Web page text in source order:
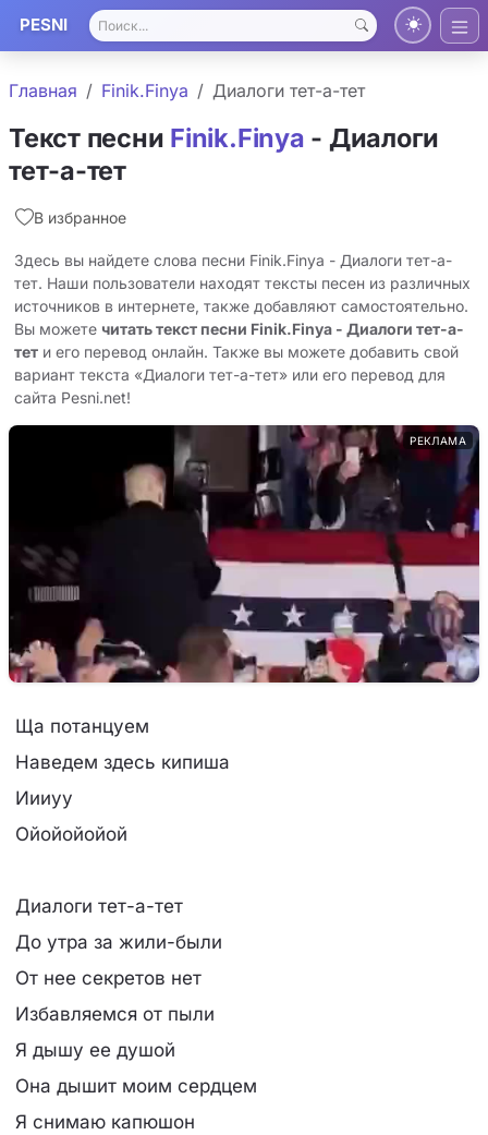
PESNI
Главная Finik.Finya Диалоги тет-а-тет
Текст песни Finik.Finya - Диалоги
тет-а-тет
В избранное
Здесь вы найдете слова песни Finik.Finya - Диалоги тет-а-
тет. Наши пользователи находят тексты песен из различных
источников в интернете, также добавляют самостоятельно.
Вы можете читать текст песни Finik.Finya - Диалоги тет-а-
тет и его перевод онлайн. Также вы можете добавить свой
вариант текста «Диалоги тет-а-тет» или его перевод для
сайта Pesni.net!
РЕКЛАМА
Ща потанцуем
Наведем здесь кипиша
Иииуу
Ойойойойой
Диалоги тет-а-тет
До утра за жили-были
От нее секретов нет
Избавляемся от пыли
Я дышу ее душой
Она дышит моим сердцем
Я снимаю капюшон